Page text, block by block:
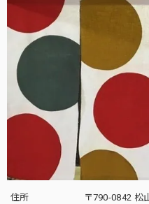
住所
〒790-0842 松